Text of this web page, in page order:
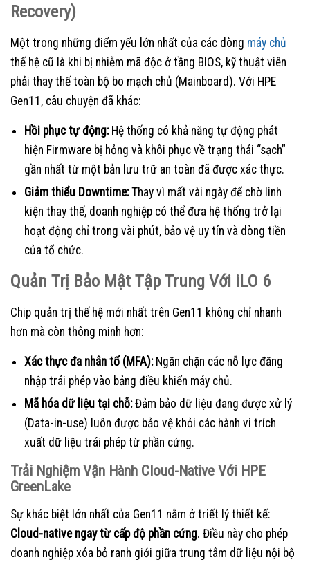
Recovery)
Một trong những điểm yếu lớn nhất của các dòng máy chủ
thế hệ cũ là khi bị nhiễm mã độc ở tầng BIOS, kỹ thuật viên
phải thay thế toàn bộ bo mạch chủ (Mainboard). Với HPE
Gen11, câu chuyện đã khác:
Hồi phục tự động:Hệ thống có khả năng tự động phát
hiện Firmware bị hỏng và khôi phục về trạng thái “sạch”
gần nhất từ một bản lưu trữ an toàn đã được xác thực.
Giảm thiểu Downtime:Thay vì mất vài ngày để chờ linh
kiện thay thế, doanh nghiệp có thể đưa hệ thống trở lại
hoạt động chỉ trong vài phút, bảo vệ uy tín và dòng tiền
của tổ chức.
Quản Trị Bảo Mật Tập Trung Với iLO 6
Chip quản trị thế hệ mới nhất trên Gen11 không chỉ nhanh
hơn mà còn thông minh hơn:
Xác thực đa nhân tố (MFA):Ngăn chặn các nỗ lực đăng
nhập trái phép vào bảng điều khiển máy chủ.
Mã hóa dữ liệu tại chỗ:Đảm bảo dữ liệu đang được xử lý
(Data-in-use) luôn được bảo vệ khỏi các hành vi trích
xuất dữ liệu trái phép từ phần cứng.
Trải Nghiệm Vận Hành Cloud-Native Với HPE
GreenLake
Sự khác biệt lớn nhất của Gen11 nằm ở triết lý thiết kế:
Cloud-native ngay từ cấp độ phần cứng. Điều này cho phép
doanh nghiệp xóa bỏ ranh giới giữa trung tâm dữ liệu nội bộ